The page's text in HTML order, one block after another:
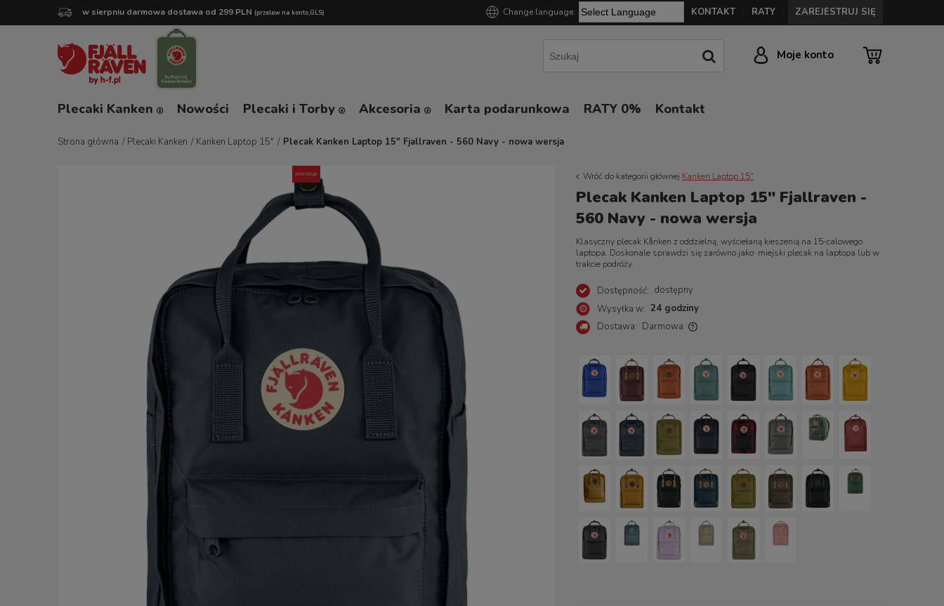
w sierpniu darmowa dostawa od 299 PLN (przelew na konto,GLS) KONTAKT RATY ZAREJESTRUJ SIĘ
Change language:
Powered by
Moje konto
Plecaki Kanken Nowości Plecaki i Torby Akcesoria Karta podarunkowa RATY 0% Kontakt
Strona główna / Plecaki Kanken / Kanken Laptop 15" / Plecak Kanken Laptop 15" Fjallraven - 560 Navy - nowa wersja
promocja Wróć do kategorii głównej Kanken Laptop 15"
Plecak Kanken Laptop 15" Fjallraven -
560 Navy - nowa wersja
Klasyczny plecak Kånken z oddzielną, wyściełaną kieszenią na 15-calowego
laptopa. Doskonale sprawdzi się zarówno jako miejski plecak na laptopa lub w
trakcie podróży.
Dostępność: dostępny
Wysyłka w: 24 godziny
Dostawa: Darmowa
Cena nie zawiera ewentualnych kosztów